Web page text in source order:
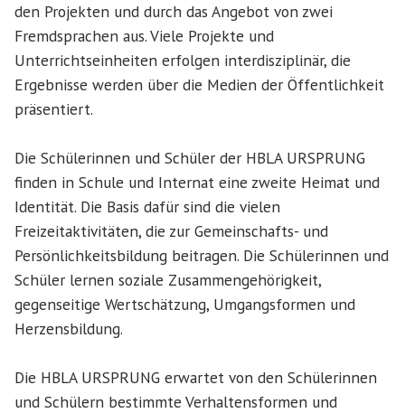
den Projekten und durch das Angebot von zwei
Fremdsprachen aus. Viele Projekte und
Unterrichtseinheiten erfolgen interdisziplinär, die
Ergebnisse werden über die Medien der Öffentlichkeit
präsentiert.
Die Schülerinnen und Schüler der HBLA URSPRUNG
finden in Schule und Internat eine zweite Heimat und
Identität. Die Basis dafür sind die vielen
Freizeitaktivitäten, die zur Gemeinschafts- und
Persönlichkeitsbildung beitragen. Die Schülerinnen und
Schüler lernen soziale Zusammengehörigkeit,
gegenseitige Wertschätzung, Umgangsformen und
Herzensbildung.
Die HBLA URSPRUNG erwartet von den Schülerinnen
und Schülern bestimmte Verhaltensformen und